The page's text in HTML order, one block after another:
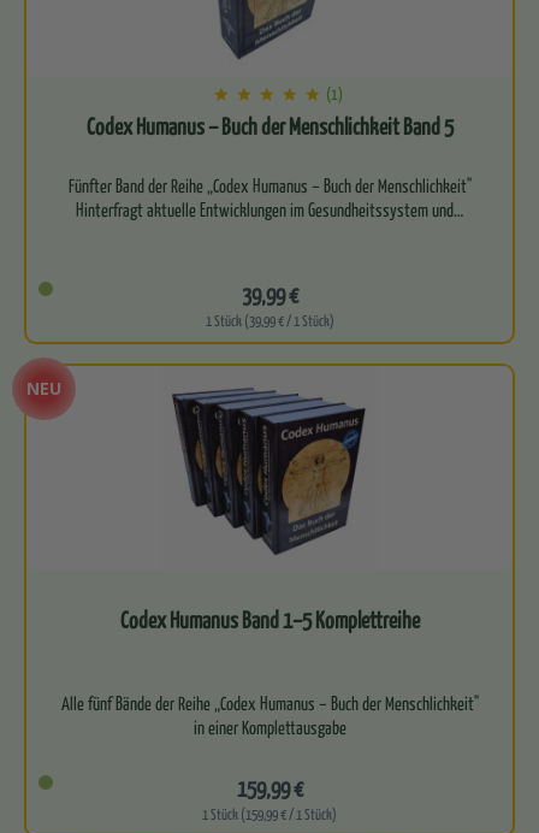
(1)
Codex Humanus – Buch der Menschlichkeit Band 5
Fünfter Band der Reihe „Codex Humanus – Buch der Menschlichkeit"
Hinterfragt aktuelle Entwicklungen im Gesundheitssystem und…
39,99 €
1 Stück (39,99 € / 1 Stück)
NEU
Codex Humanus Band 1–5 Komplettreihe
Alle fünf Bände der Reihe „Codex Humanus – Buch der Menschlichkeit"
in einer Komplettausgabe
159,99 €
1 Stück (159,99 € / 1 Stück)